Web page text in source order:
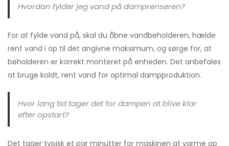
Hvordan fylder jeg vand på damprenseren?
For at fylde vand på, skal du åbne vandbeholderen, hælde
rent vand i op til det angivne maksimum, og sørge for, at
beholderen er korrekt monteret på enheden. Det anbefales
at bruge koldt, rent vand for optimal dampproduktion.
Hvor lang tid tager det for dampen at blive klar
efter opstart?
Det tager typisk et par minutter for maskinen at varme op